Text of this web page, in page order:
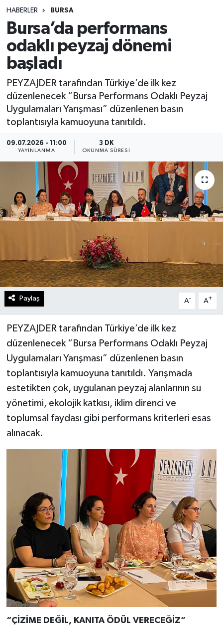
HABERLER BURSA
Bursa’da performans
odaklı peyzaj dönemi
başladı
PEYZAJDER tarafından Türkiye’de ilk kez
düzenlenecek “Bursa Performans Odaklı Peyzaj
Uygulamaları Yarışması” düzenlenen basın
toplantısıyla kamuoyuna tanıtıldı.
09.07.2026 - 11:00
YAYINLANMA
3 DK
OKUNMA SÜRESI
Paylaş A- A+
PEYZAJDER tarafından Türkiye’de ilk kez
düzenlenecek “Bursa Performans Odaklı Peyzaj
Uygulamaları Yarışması” düzenlenen basın
toplantısıyla kamuoyuna tanıtıldı. Yarışmada
estetikten çok, uygulanan peyzaj alanlarının su
yönetimi, ekolojik katkısı, iklim direnci ve
toplumsal faydası gibi performans kriterleri esas
alınacak.
“ÇİZİME DEĞİL, KANITA ÖDÜL VERECEĞİZ”
Spor
Teknoloji
Yaşam